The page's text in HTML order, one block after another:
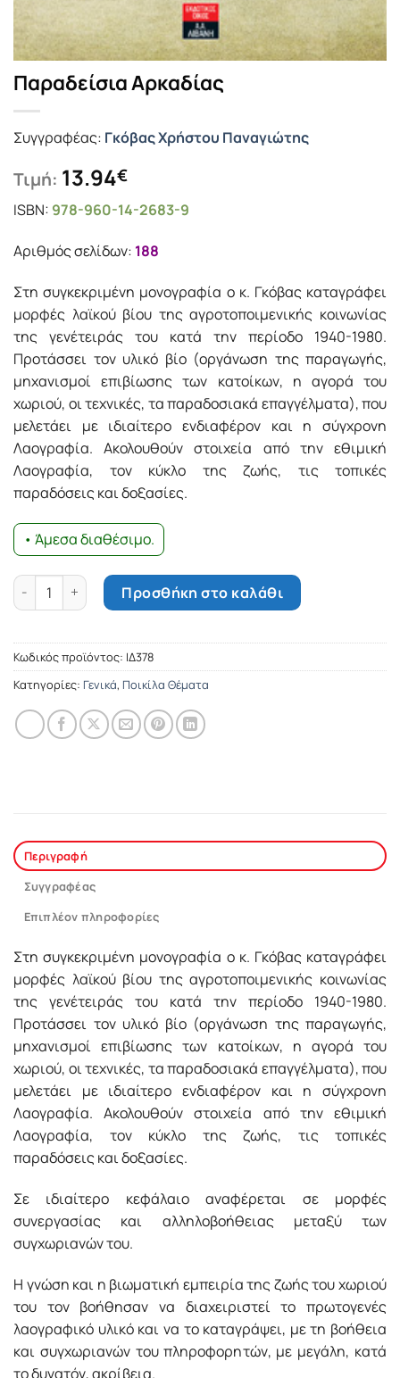
Παραδείσια Αρκαδίας
Συγγραφέας: Γκόβας Χρήστου Παναγιώτης
Τιμή: 13.94€
ISBN: 978-960-14-2683-9
Αριθμός σελίδων: 188
Στη συγκεκριµένη µονογραφία ο κ. Γκόβας καταγράφει
µορφές λαϊκού βίου της αγροτοποιµενικής κοινωνίας
της γενέτειράς του κατά την περίοδο 1940-1980.
Προτάσσει τον υλικό βίο (οργάνωση της παραγωγής,
µηχανισµοί επιβίωσης των κατοίκων, η αγορά του
χωριού, οι τεχνικές, τα παραδοσιακά επαγγέλµατα), που
µελετάει µε ιδιαίτερο ενδιαφέρον και η σύγχρονη
Λαογραφία. Ακολουθούν στοιχεία από την εθιµική
Λαογραφία, τον κύκλο της ζωής, τις τοπικές
παραδόσεις και δοξασίες.
• Άμεσα διαθέσιμο.
Παραδείσια Αρκαδίας ποσότητα
Προσθήκη στο καλάθι
Κωδικός προϊόντος: ΙΔ378
Κατηγορίες: Γενικά, Ποικίλα Θέματα
Περιγραφή
Συγγραφέας
Επιπλέον πληροφορίες
Στη συγκεκριµένη µονογραφία ο κ. Γκόβας καταγράφει
µορφές λαϊκού βίου της αγροτοποιµενικής κοινωνίας
της γενέτειράς του κατά την περίοδο 1940-1980.
Προτάσσει τον υλικό βίο (οργάνωση της παραγωγής,
µηχανισµοί επιβίωσης των κατοίκων, η αγορά του
χωριού, οι τεχνικές, τα παραδοσιακά επαγγέλµατα), που
µελετάει µε ιδιαίτερο ενδιαφέρον και η σύγχρονη
Λαογραφία. Ακολουθούν στοιχεία από την εθιµική
Λαογραφία, τον κύκλο της ζωής, τις τοπικές
παραδόσεις και δοξασίες.
Σε ιδιαίτερο κεφάλαιο αναφέρεται σε µορφές
συνεργασίας και αλληλοβοήθειας µεταξύ των
συγχωριανών του.
Η γνώση και η βιωµατική εµπειρία της ζωής του χωριού
του τον βοήθησαν να διαχειριστεί το πρωτογενές
λαογραφικό υλικό και να το καταγράψει, µε τη βοήθεια
και συγχωριανών του πληροφορητών, µε µεγάλη, κατά
το δυνατόν, ακρίβεια.